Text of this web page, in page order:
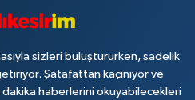
sizleri buluştururken, sadelik
Şatafattan kaçınıyor ve
dakika haberlerini okuyabilecekleri